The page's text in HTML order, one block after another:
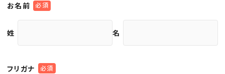
お名前
姓 名
フリガナ